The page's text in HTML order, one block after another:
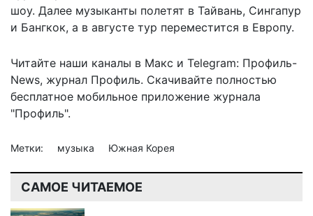
шоу. Далее музыканты полетят в Тайвань, Сингапур
и Бангкок, а в августе тур переместится в Европу.
Читайте наши каналы в Макс и Telegram: Профиль-
News, журнал Профиль. Скачивайте полностью
бесплатное мобильное приложение журнала
"Профиль".
Метки: музыка Южная Корея
САМОЕ ЧИТАЕМОЕ